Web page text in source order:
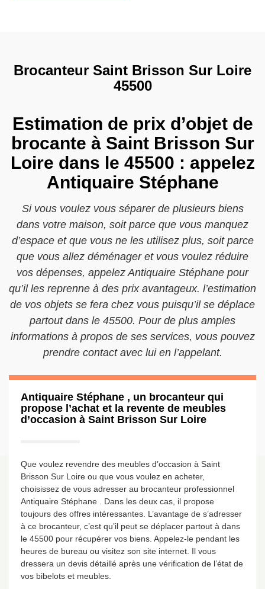
Brocanteur Saint Brisson Sur Loire
45500
Estimation de prix d’objet de
brocante à Saint Brisson Sur
Loire dans le 45500 : appelez
Antiquaire Stéphane
Si vous voulez vous séparer de plusieurs biens
dans votre maison, soit parce que vous manquez
d’espace et que vous ne les utilisez plus, soit parce
que vous allez déménager et vous voulez réduire
vos dépenses, appelez Antiquaire Stéphane pour
qu’il les reprenne à des prix avantageux. l’estimation
de vos objets se fera chez vous puisqu’il se déplace
partout dans le 45500. Pour de plus amples
informations à propos de ses services, vous pouvez
prendre contact avec lui en l’appelant.
Antiquaire Stéphane , un brocanteur qui
propose l’achat et la revente de meubles
d’occasion à Saint Brisson Sur Loire
Que voulez revendre des meubles d’occasion à Saint
Brisson Sur Loire ou que vous voulez en acheter,
choisissez de vous adresser au brocanteur professionnel
Antiquaire Stéphane . Dans les deux cas, il propose
toujours des offres intéressantes. L’avantage de s’adresser
à ce brocanteur, c’est qu’il peut se déplacer partout à dans
le 45500 pour récupérer vos biens. Appelez-le pendant les
heures de bureau ou visitez son site internet. Il vous
dressera un devis détaillé après une vérification de l’état de
vos bibelots et meubles.